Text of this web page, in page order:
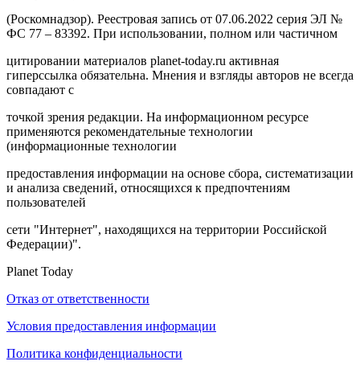
(Роскомнадзор). Реестровая запись от 07.06.2022 серия ЭЛ №
ФС 77 – 83392. При использовании, полном или частичном
цитировании материалов planet-today.ru активная
гиперссылка обязательна. Мнения и взгляды авторов не всегда
совпадают с
точкой зрения редакции. На информационном ресурсе
применяются рекомендательные технологии
(информационные технологии
предоставления информации на основе сбора, систематизации
и анализа сведений, относящихся к предпочтениям
пользователей
сети "Интернет", находящихся на территории Российской
Федерации)".
Planet Today
Отказ от ответственности
Условия предоставления информации
Политика конфиденциальности